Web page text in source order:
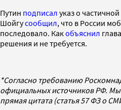
Путин подписал указ о
Шойгусообщил, что в России
последовало. Какобъяснил
решения и не требуется.
*Согласно требованию
официальных источников РФ. Мы
прямая цитата (статья 57 ФЗ о